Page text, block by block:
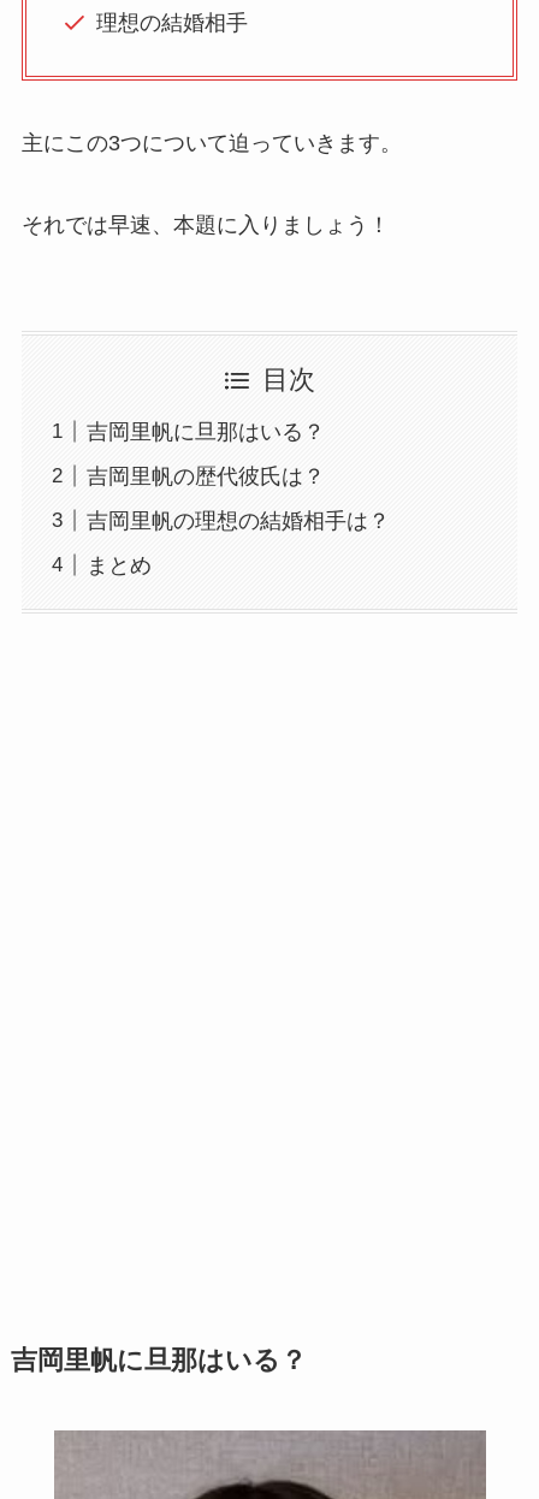
理想の結婚相手
主にこの3つについて迫っていきます。
それでは早速、本題に入りましょう！
目次
吉岡里帆に旦那はいる？
吉岡里帆の歴代彼氏は？
吉岡里帆の理想の結婚相手は？
まとめ
吉岡里帆に旦那はいる？